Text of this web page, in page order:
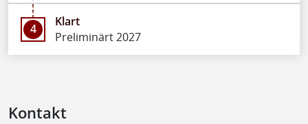
4
Klart
Preliminärt 2027
Kontakt